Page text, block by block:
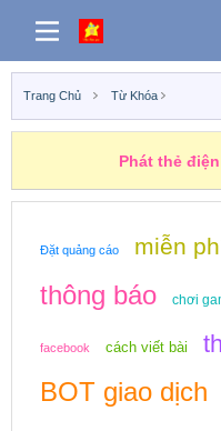
Trang Chủ Từ Khóa
Phát thẻ
Đặt quảng cáo miễn
thông báo chơi
facebook cách viết bài
BOT giao dịch